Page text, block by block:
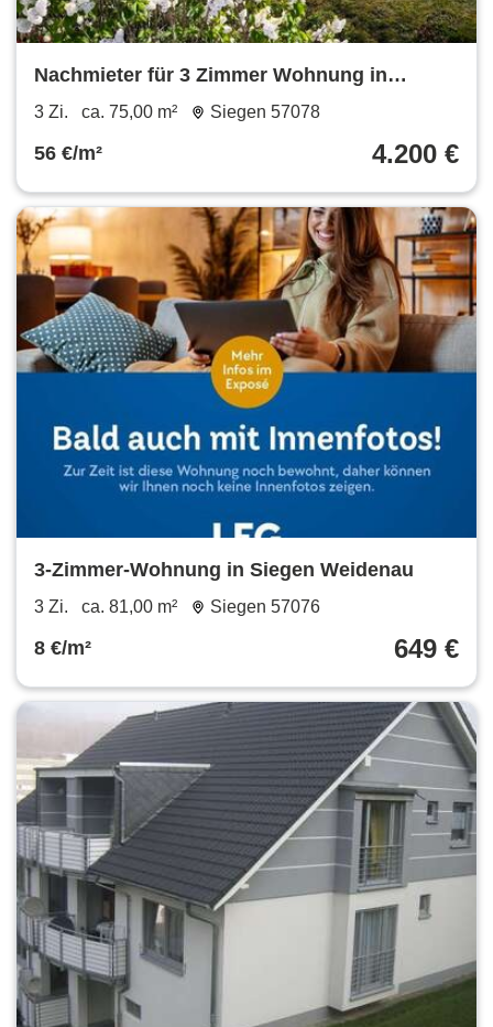
Nachmieter für 3 Zimmer Wohnung in
Geisweid
3 Zi. ca. 75,00 m² Siegen 57078
56 €/m² 4.200 €
3-Zimmer-Wohnung in Siegen Weidenau
3 Zi. ca. 81,00 m² Siegen 57076
8 €/m² 649 €